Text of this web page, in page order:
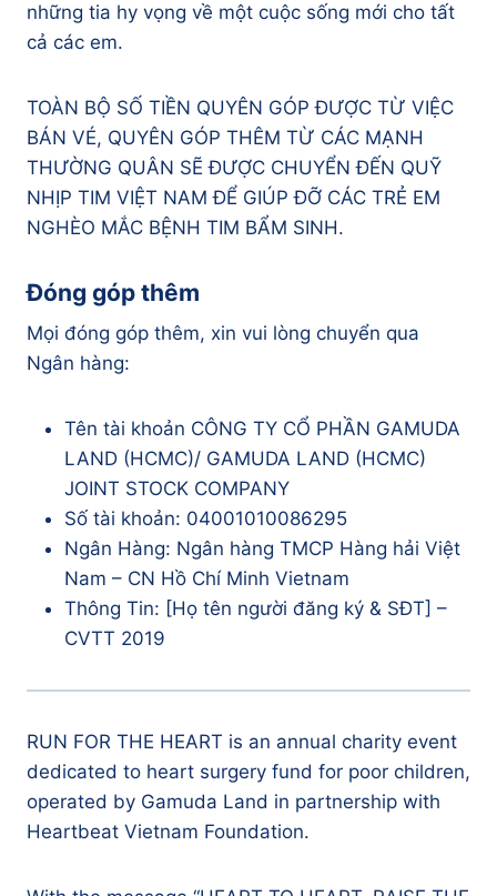
những tia hy vọng về một cuộc sống mới cho tất
cả các em.
TOÀN BỘ SỐ TIỀN QUYÊN GÓP ĐƯỢC TỪ VIỆC
BÁN VÉ, QUYÊN GÓP THÊM TỪ CÁC MẠNH
THƯỜNG QUÂN SẼ ĐƯỢC CHUYỂN ĐẾN QUỸ
NHỊP TIM VIỆT NAM ĐỂ GIÚP ĐỠ CÁC TRẺ EM
NGHÈO MẮC BỆNH TIM BẨM SINH.
Đóng góp thêm
Mọi đóng góp thêm, xin vui lòng chuyển qua
Ngân hàng:
Tên tài khoản CÔNG TY CỔ PHẦN GAMUDA
LAND (HCMC)/ GAMUDA LAND (HCMC)
JOINT STOCK COMPANY
Số tài khoản: 04001010086295
Ngân Hàng: Ngân hàng TMCP Hàng hải Việt
Nam – CN Hồ Chí Minh Vietnam
Thông Tin: [Họ tên người đăng ký & SĐT] –
CVTT 2019
RUN FOR THE HEART is an annual charity event
dedicated to heart surgery fund for poor children,
operated by Gamuda Land in partnership with
Heartbeat Vietnam Foundation.